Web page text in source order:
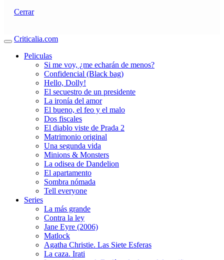
Cerrar
Criticalia.com
Peliculas
Si me voy, ¿me echarán de menos?
Confidencial (Black bag)
Hello, Dolly!
El secuestro de un presidente
La ironía del amor
El bueno, el feo y el malo
Dos fiscales
El diablo viste de Prada 2
Matrimonio original
Una segunda vida
Minions & Monsters
La odisea de Dandelion
El apartamento
Sombra nómada
Tell everyone
Series
La más grande
Contra la ley
Jane Eyre (2006)
Matlock
Agatha Christie. Las Siete Esferas
La caza. Irati